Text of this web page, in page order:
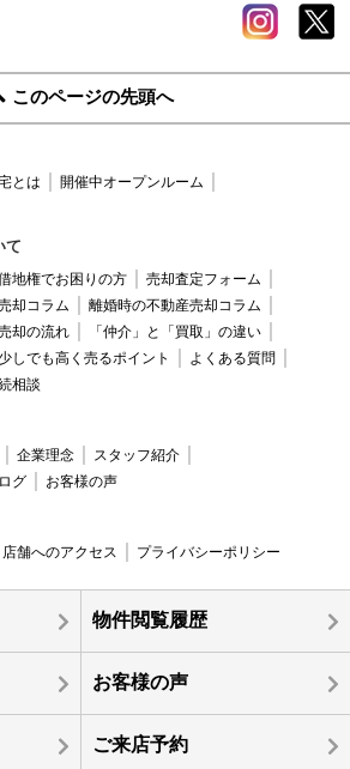
このページの先頭へ
とは
開催中オープンルーム
て
地権でお困りの方
売却査定フォーム
却コラム
離婚時の不動産売却コラム
却の流れ
「仲介」と「買取」の違い
少しでも高く売るポイント
よくある質問
相談
企業理念
スタッフ紹介
グ お客様の声
店舗へのアクセス プライバシーポリシー
物件閲覧履歴
お客様の声
ご来店予約